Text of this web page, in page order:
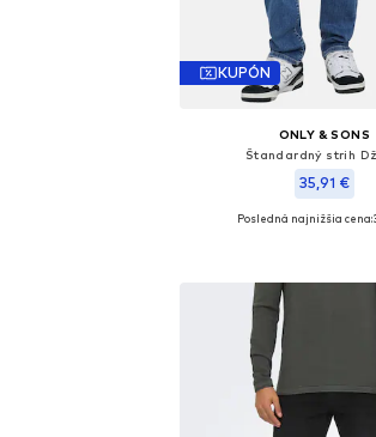
KUPÓN
ONLY & SONS
Štandardný strih
35,91 €
Dostupné v mnohých
Posledná najnižšia cena: